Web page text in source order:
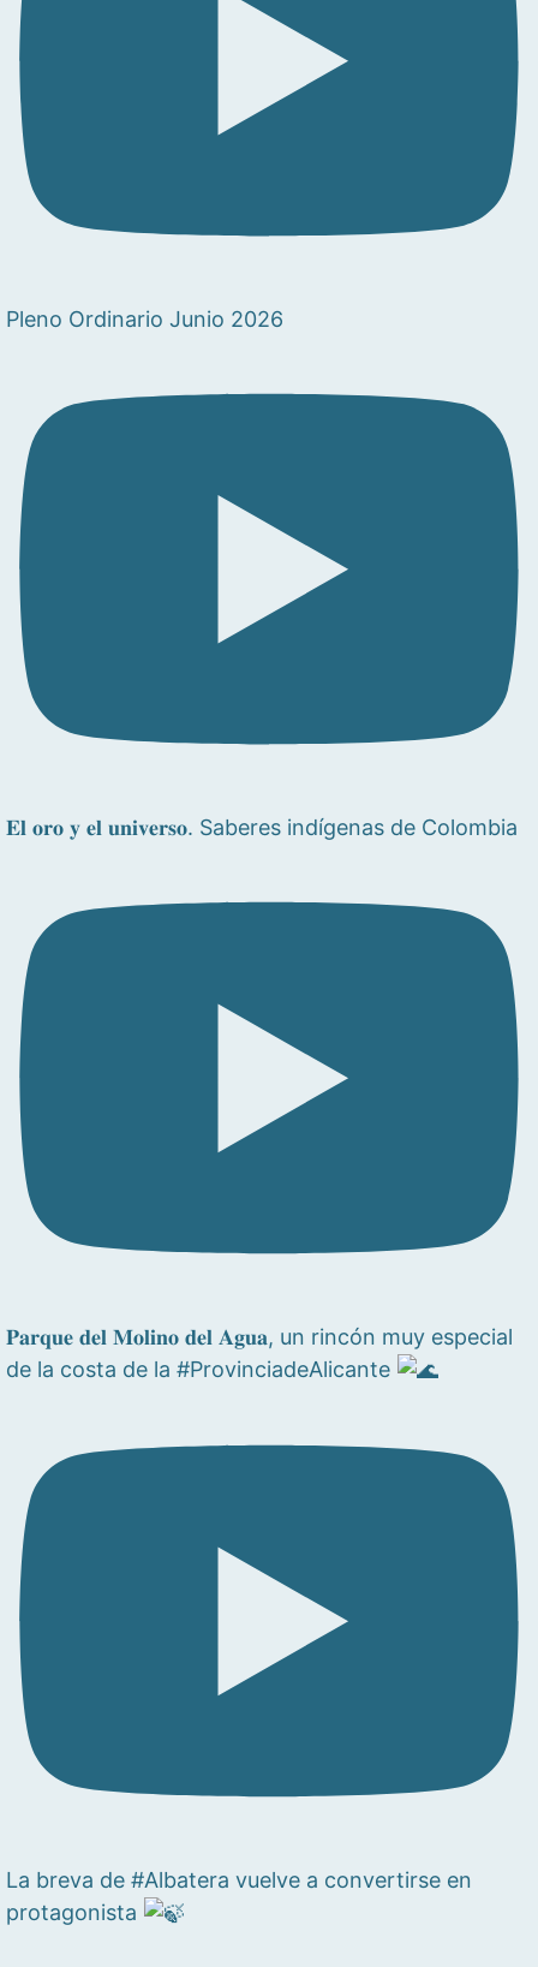
Pleno Ordinario Junio 2026
𝐄𝐥 𝐨𝐫𝐨 𝐲 𝐞𝐥 𝐮𝐧𝐢𝐯𝐞𝐫𝐬𝐨. Saberes indígenas de Colombia
𝐏𝐚𝐫𝐪𝐮𝐞 𝐝𝐞𝐥 𝐌𝐨𝐥𝐢𝐧𝐨 𝐝𝐞𝐥 𝐀𝐠𝐮𝐚, un rincón muy especial
de la costa de la #ProvinciadeAlicante
La breva de #Albatera vuelve a convertirse en
protagonista